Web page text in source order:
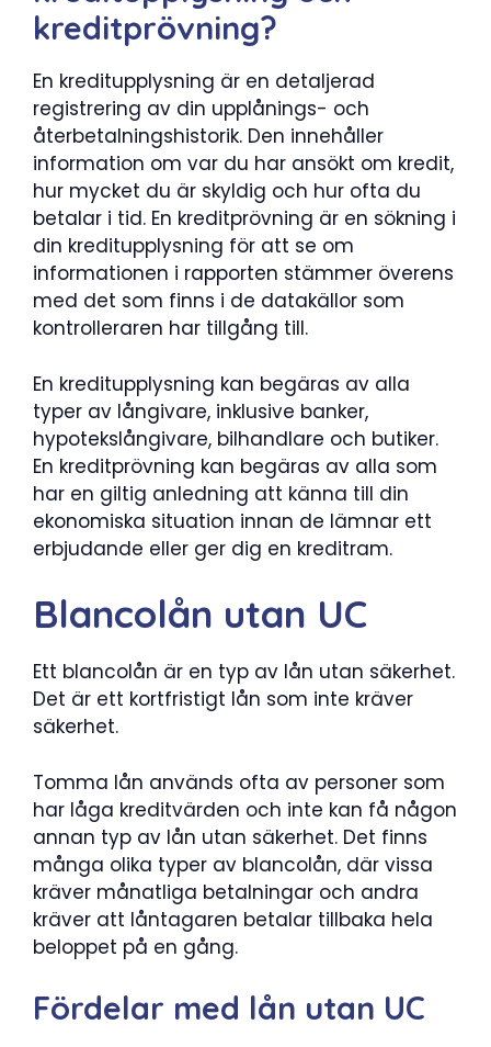
kreditprövning?
En kreditupplysning är en detaljerad
registrering av din upplånings- och
återbetalningshistorik. Den innehåller
information om var du har ansökt om kredit,
hur mycket du är skyldig och hur ofta du
betalar i tid. En kreditprövning är en sökning i
din kreditupplysning för att se om
informationen i rapporten stämmer överens
med det som finns i de datakällor som
kontrolleraren har tillgång till.
En kreditupplysning kan begäras av alla
typer av långivare, inklusive banker,
hypotekslångivare, bilhandlare och butiker.
En kreditprövning kan begäras av alla som
har en giltig anledning att känna till din
ekonomiska situation innan de lämnar ett
erbjudande eller ger dig en kreditram.
Blancolån utan UC
Ett blancolån är en typ av lån utan säkerhet.
Det är ett kortfristigt lån som inte kräver
säkerhet.
Tomma lån används ofta av personer som
har låga kreditvärden och inte kan få någon
annan typ av lån utan säkerhet. Det finns
många olika typer av blancolån, där vissa
kräver månatliga betalningar och andra
kräver att låntagaren betalar tillbaka hela
beloppet på en gång.
Fördelar med lån utan UC